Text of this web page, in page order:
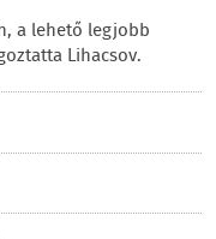
a lehető legjobb
Lihacsov.